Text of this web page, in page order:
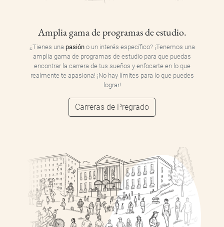
Amplia gama de programas de estudio.
¿Tienes una pasióno un interés específico? ¡Tenemos una
amplia gama de programas de estudio para que puedas
encontrar la carrera de tus sueños y enfocarte en lo que
realmente te apasiona! ¡No hay límites para lo que puedes
lograr!
Carreras de Pregrado